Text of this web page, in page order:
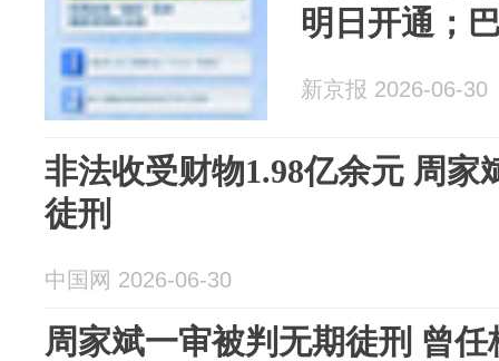
明日开通；
新京报 2026-06-30
非法收受财物1.98亿余元 周家
徒刑
中国网 2026-06-30
周家斌一审被判无期徒刑 曾